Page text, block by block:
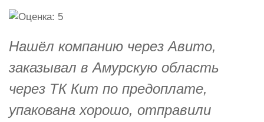
Нашёл компанию через Авито,
заказывал в Амурскую область
через ТК Кит по предоплате,
упакована хорошо, отправили